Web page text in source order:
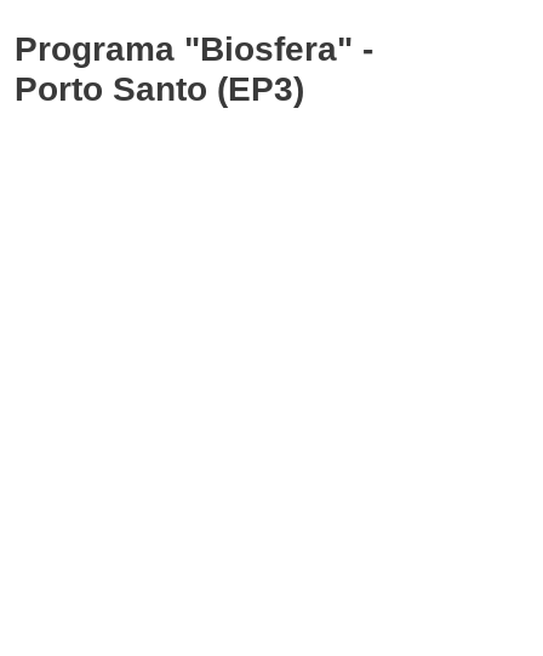
Programa "Biosfera" -
Porto Santo (EP3)